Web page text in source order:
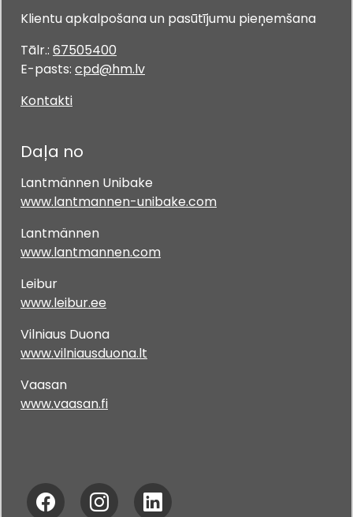
Klientu apkalpošana un pasūtījumu pieņemšana
Tālr.: 67505400
E-pasts: cpd@hm.lv
Kontakti
Daļa no
Lantmännen Unibake
www.lantmannen-unibake.com
Lantmännen
www.lantmannen.com
Leibur
www.leibur.ee
Vilniaus Duona
www.vilniausduona.lt
Vaasan
www.vaasan.fi